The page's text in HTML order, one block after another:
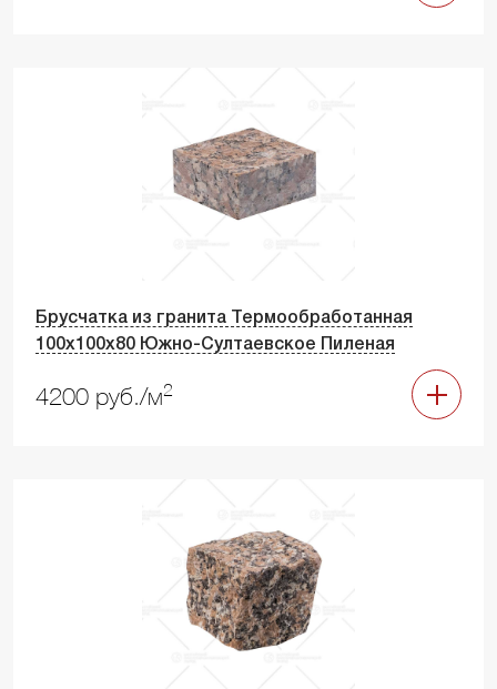
Брусчатка из гранита Термообработанная
100х100х80 Южно-Султаевское Пиленая
4200 руб./м2